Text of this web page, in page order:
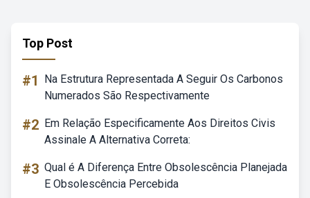
Top Post
#1
Na Estrutura Representada A Seguir Os Carbonos
Numerados São Respectivamente
#2 Em Relação Especificamente Aos Direitos Civis
Assinale A Alternativa Correta:
#3 Qual é A Diferença Entre Obsolescência Planejada
E Obsolescência Percebida